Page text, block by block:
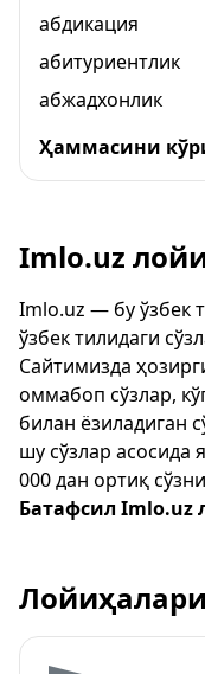
абдикация
абитуриентлик
абжадхонлик
Ҳаммасини
Imlo.uz
Imlo.uz — бу ўзбек
ўзбек тилидаги
Сайтимизда
оммабоп сўзлар,
билан ёзиладиган
шу сўзлар асосида
000 дан ортиқ
Батафсил Imlo.uz